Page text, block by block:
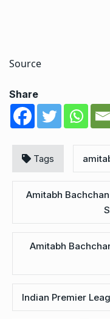
Source
Share
Tags
Amitabh
Amitabh
Indian Premier